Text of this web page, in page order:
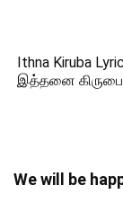
Ithna Kiruba
இத்தனை கிருபை
We will be